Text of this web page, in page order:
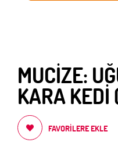
MUCİZE:
KARA KEDİ
FAVORILERE EKLE